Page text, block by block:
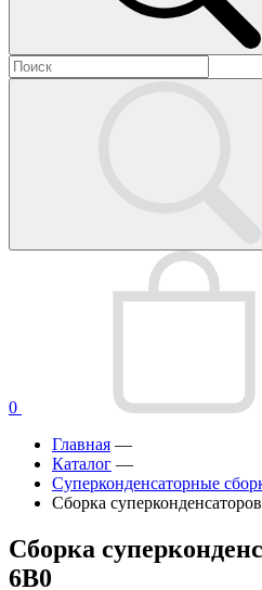
0
Главная —
Каталог —
Суперконденсаторные
Сборка
Сборка
6В0